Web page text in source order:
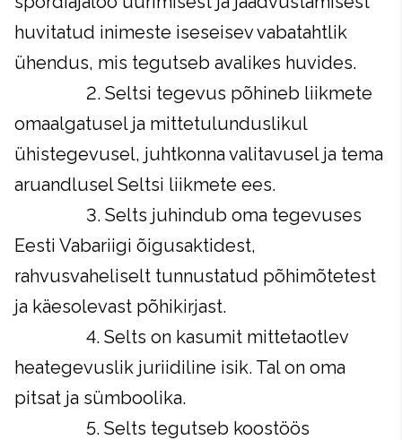
huvitatud inimeste iseseisev vabatahtlik
ühendus, mis tegutseb avalikes huvides.
2. Seltsi tegevus põhineb liikmete
omaalgatusel ja mittetulunduslikul
ühistegevusel, juhtkonna valitavusel ja tema
aruandlusel Seltsi liikmete ees.
3. Selts juhindub oma tegevuses
Eesti Vabariigi õigusaktidest,
rahvusvaheliselt tunnustatud põhimõtetest
ja käesolevast põhikirjast.
4. Selts on kasumit mittetaotlev
heategevuslik juriidiline isik. Tal on oma
pitsat ja sümboolika.
5. Selts tegutseb koostöös